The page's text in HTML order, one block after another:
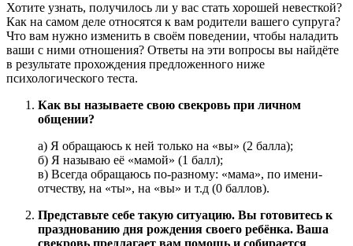
Хотите узнать, получилось ли у вас стать хорошей невесткой?
Как на самом деле относятся к вам родители вашего супруга?
Что вам нужно изменить в своём поведении, чтобы наладить
ваши с ними отношения? Ответы на эти вопросы вы найдёте
в результате прохождения предложенного ниже
психологического теста.
Как вы называете свою свекровь при личном
общении?
а) Я обращаюсь к ней только на «вы» (2 балла);
б) Я называю её «мамой» (1 балл);
в) Всегда обращаюсь по-разному: «мама», по имени-
отчеству, на «ты», на «вы» и т.д (0 баллов).
Представьте себе такую ситуацию. Вы готовитесь к
празднованию дня рождения своего ребёнка. Ваша